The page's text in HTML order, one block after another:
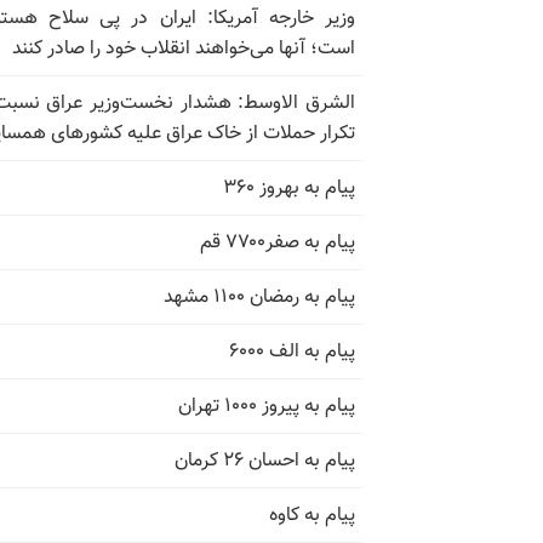
وزیر خارجه آمریکا: ایران در پی سلاح
است؛ آنها می‌خواهند انقلاب خود را صادر کنند
الشرق الاوسط: هشدار نخست‌وزیر عراق
تکرار حملات از خاک عراق علیه کشورهای
پیام به بهروز ۳۶۰
پیام به صفر۷۷۰۰ قم
پیام به رمضان ۱۱۰۰ مشهد
پیام به الف ۶۰۰۰
پیام به پیروز ۱۰۰۰ تهران
پیام به احسان ۲۶ کرمان
پیام به کاوه